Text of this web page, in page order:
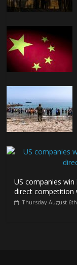
US companies
direct competition
Thursday August